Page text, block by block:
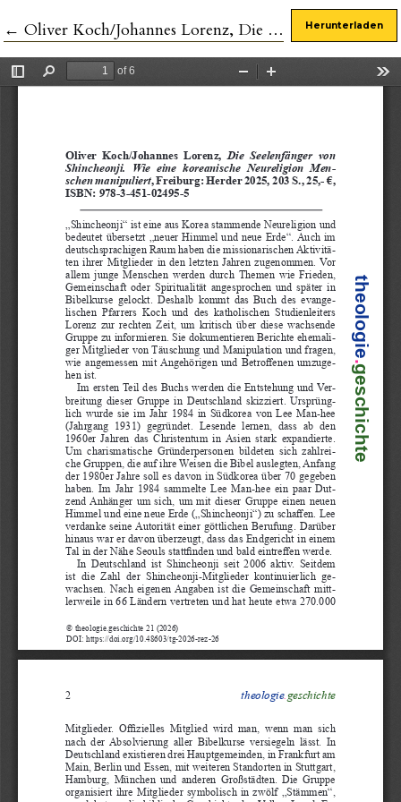
← Zu Artikeldetails zurückkehren
Oliver Koch/Johannes Lorenz, Die Seelenfänger von Shincheonji. Wie eine koreanische Neureligion Menschen manipuliert Herunterladen